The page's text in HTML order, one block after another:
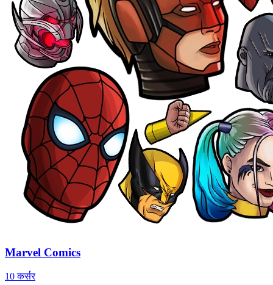
Marvel Comics
10 कर्सर